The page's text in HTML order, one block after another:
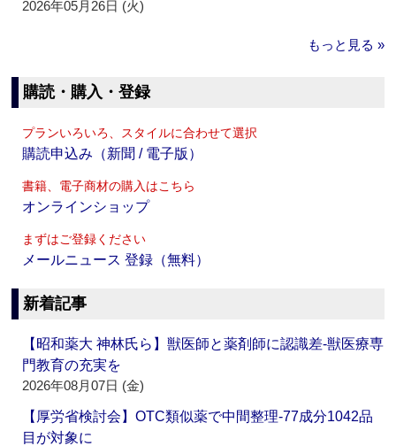
2026年05月26日 (火)
もっと見る »
購読・購入・登録
プランいろいろ、スタイルに合わせて選択
購読申込み（新聞 / 電子版）
書籍、電子商材の購入はこちら
オンラインショップ
まずはご登録ください
メールニュース 登録（無料）
新着記事
【昭和薬大 神林氏ら】獣医師と薬剤師に認識差‐獣医療専
門教育の充実を
2026年08月07日 (金)
【厚労省検討会】OTC類似薬で中間整理‐77成分1042品
目が対象に